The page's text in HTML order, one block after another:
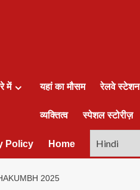
में यहां का मौसम रेलवे स्टेशन
व्यक्तित्व स्पेशल स्टोरीज़
Policy Home
2025